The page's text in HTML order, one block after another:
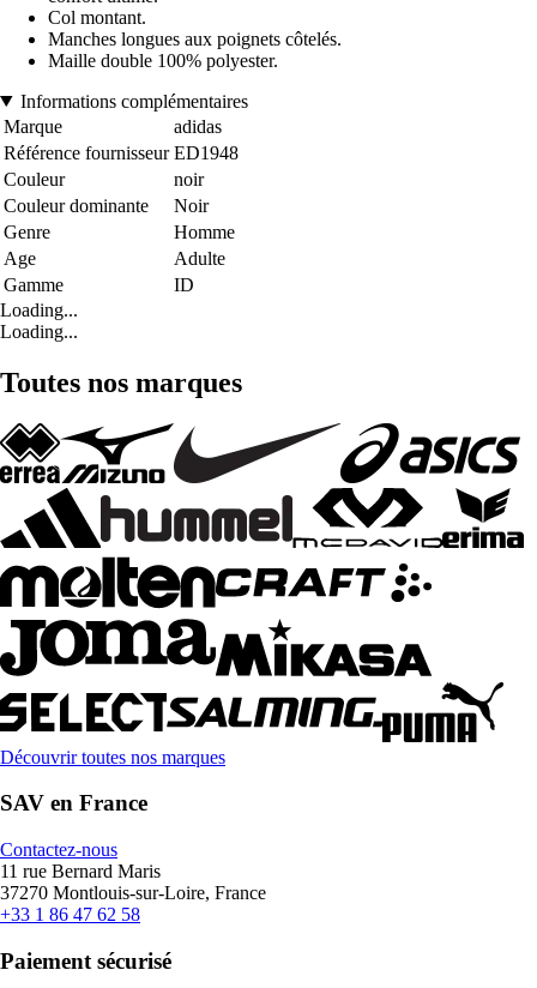
Col montant.
Manches longues aux poignets côtelés.
Maille double 100% polyester.
Informations complémentaires
Marque
adidas
Référence fournisseur ED1948
Couleur
noir
Couleur dominante
Noir
Genre
Homme
Age
Adulte
Gamme
ID
Loading...
Loading...
Toutes nos marques
Découvrir toutes nos marques
SAV en France
Contactez-nous
11 rue Bernard Maris
37270 Montlouis-sur-Loire, France
+33 1 86 47 62 58
Paiement sécurisé